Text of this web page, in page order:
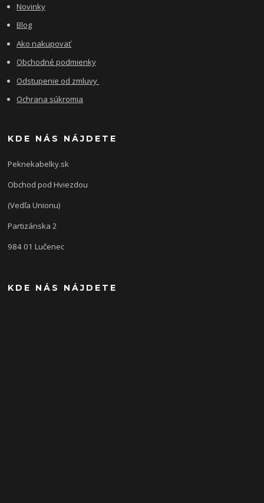
Novinky
Blog
Ako nakupovať
Obchodné podmienky
Odstupenie od zmluvy
Ochrana súkromia
KDE NÁS NÁJDETE
Peknekabelky.sk
Obchod pod Hviezdou
(Vedľa Unionu)
Partizánska 2
984 01 Lučenec
KDE NÁS NÁJDETE